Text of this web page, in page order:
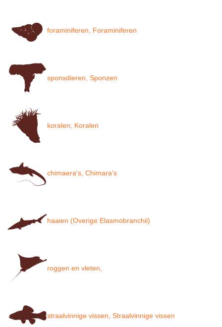
foraminiferen, Foraminiferen
sponsdieren, Sponzen
koralen, Koralen
chimaera's, Chimara's
haaien (Overige Elasmobranchii)
roggen en vleten,
straalvinnige vissen, Straalvinnige vissen